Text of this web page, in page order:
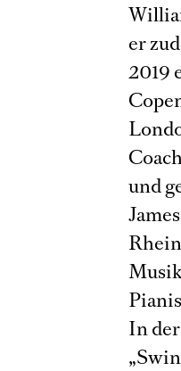
er
2019
und
In